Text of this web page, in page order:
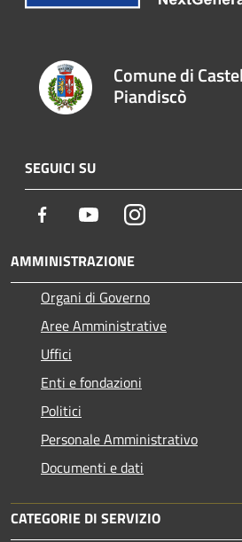
Comune di
Piandiscò
SEGUICI SU
Facebook YoutubeInstagram
AMMINISTRAZIONE
Organi di Governo
Aree Amministrative
Uffici
Enti e fondazioni
Politici
Personale Amministrativo
Documenti e dati
CATEGORIE DI SERVIZIO